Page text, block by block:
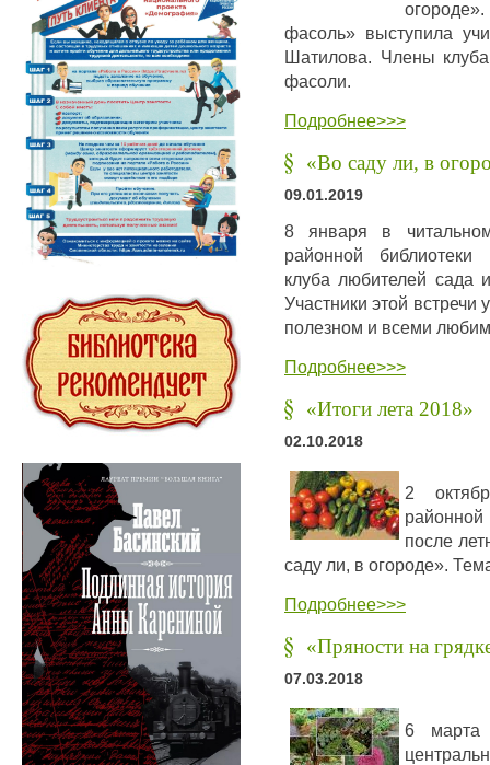
фасоль» выступила
Шатилова. Члены
фасоли.
Подробнее>>>
«Во саду ли, в
09.01.2019
8 января в
районной библиотеки
клуба любителей сада
Участники этой встречи
полезном и всеми
Подробнее>>>
«Итоги лета 2018»
02.10.2018
2
после
саду ли, в огороде».
Подробнее>>>
«Пряности на
07.03.2018
6 марта